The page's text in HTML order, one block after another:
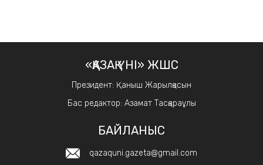
«ҚАЗАҚ ҮНІ» ЖШС
Президент: Қаныш Жарылқасын
Бас редактор: Азамат Тасқараұлы
БАЙЛАНЫС
qazaquni.gazeta@gmail.com